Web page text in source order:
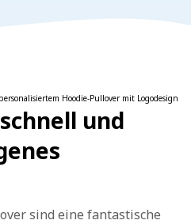
und
sind eine fantastische